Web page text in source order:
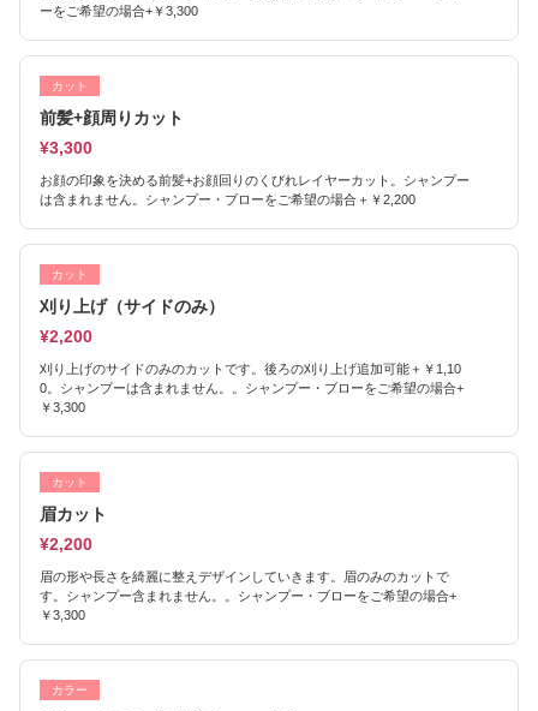
ーをご希望の場合+￥3,300
カット
前髪+顔周りカット
¥3,300
お顔の印象を決める前髪+お顔回りのくびれレイヤーカット。シャンプー
は含まれません。シャンプー・ブローをご希望の場合＋￥2,200
カット
刈り上げ（サイドのみ）
¥2,200
刈り上げのサイドのみのカットです。後ろの刈り上げ追加可能＋￥1,10
0。シャンプーは含まれません。。シャンプー・ブローをご希望の場合+
￥3,300
カット
眉カット
¥2,200
眉の形や長さを綺麗に整えデザインしていきます。眉のみのカットで
す。シャンプー含まれません。。シャンプー・ブローをご希望の場合+
￥3,300
カラー